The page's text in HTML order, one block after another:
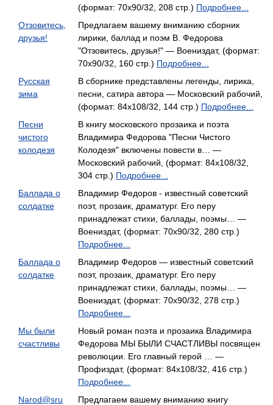
(формат: 70x90/32, 208 стр.) Подробнее...
Отзовитесь,
друзья!
Предлагаем вашему вниманию сборник
лирики, баллад и поэм В. Федорова
"Отзовитесь, друзья!" — Воениздат, (формат:
70x90/32, 160 стр.) Подробнее...
Русская
зима
В сборнике представлены легенды, лирика,
песни, сатира автора — Московский рабочий,
(формат: 84x108/32, 144 стр.) Подробнее...
Песни
чистого
колодезя
В книгу московского прозаика и поэта
Владимира Федорова "Песни Чистого
Колодезя" включены повести в… —
Московский рабочий, (формат: 84x108/32,
304 стр.) Подробнее...
Баллада о
солдатке
Владимир Федоров - известный советский
поэт, прозаик, драматург. Его перу
принадлежат стихи, баллады, поэмы… —
Воениздат, (формат: 70x90/32, 280 стр.)
Подробнее...
Баллада о
солдатке
Владимир Федоров — известный советский
поэт, прозаик, драматург. Его перу
принадлежат стихи, баллады, поэмы… —
Воениздат, (формат: 70x90/32, 278 стр.)
Подробнее...
Мы были
счастливы
Новый роман поэта и прозаика Владимира
Федорова МЫ БЫЛИ СЧАСТЛИВЫ посвящен
революции. Его главный герой … —
Профиздат, (формат: 84x108/32, 416 стр.)
Подробнее...
Narod@sru
Предлагаем вашему вниманию книгу